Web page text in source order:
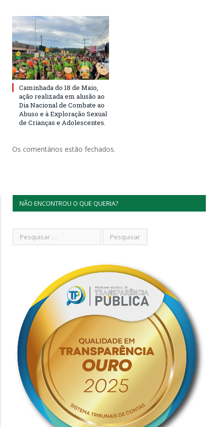
Caminhada do 18 de Maio,
ação realizada em alusão ao
Dia Nacional de Combate ao
Abuso e à Exploração Sexual
de Crianças e Adolescentes.
Os comentários estão fechados.
NÃO ENCONTROU O QUE QUERIA?